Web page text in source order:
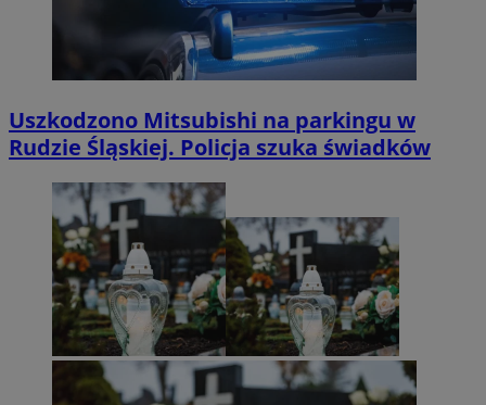
Uszkodzono Mitsubishi na parkingu w
Rudzie Śląskiej. Policja szuka świadków